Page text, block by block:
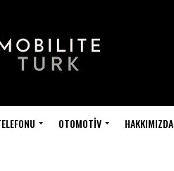
OTOMOTIV HAKKIMIZDA